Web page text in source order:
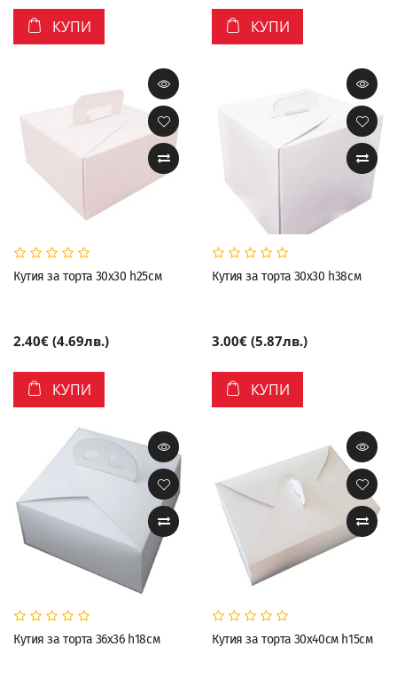
КУПИ КУПИ
Кутия за торта 30х30 h25см
2.40€ (4.69лв.)
КУПИ
Кутия за торта 30х30 h38см
3.00€ (5.87лв.)
КУПИ
Кутия за торта 36х36 h18см Кутия за торта 30х40см h15см